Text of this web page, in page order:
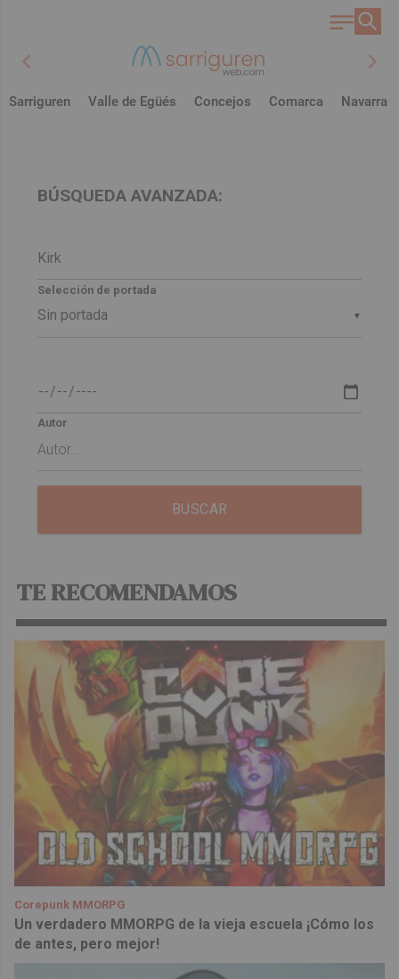
chevron_left chevron_right
Sarriguren Valle de Egüés Concejos Comarca Navarra
BÚSQUEDA AVANZADA:
▼
Selección de portada
Autor
BUSCAR
TE RECOMENDAMOS
Corepunk MMORPG
Un verdadero MMORPG de la vieja escuela ¡Cómo los
de antes, pero mejor!